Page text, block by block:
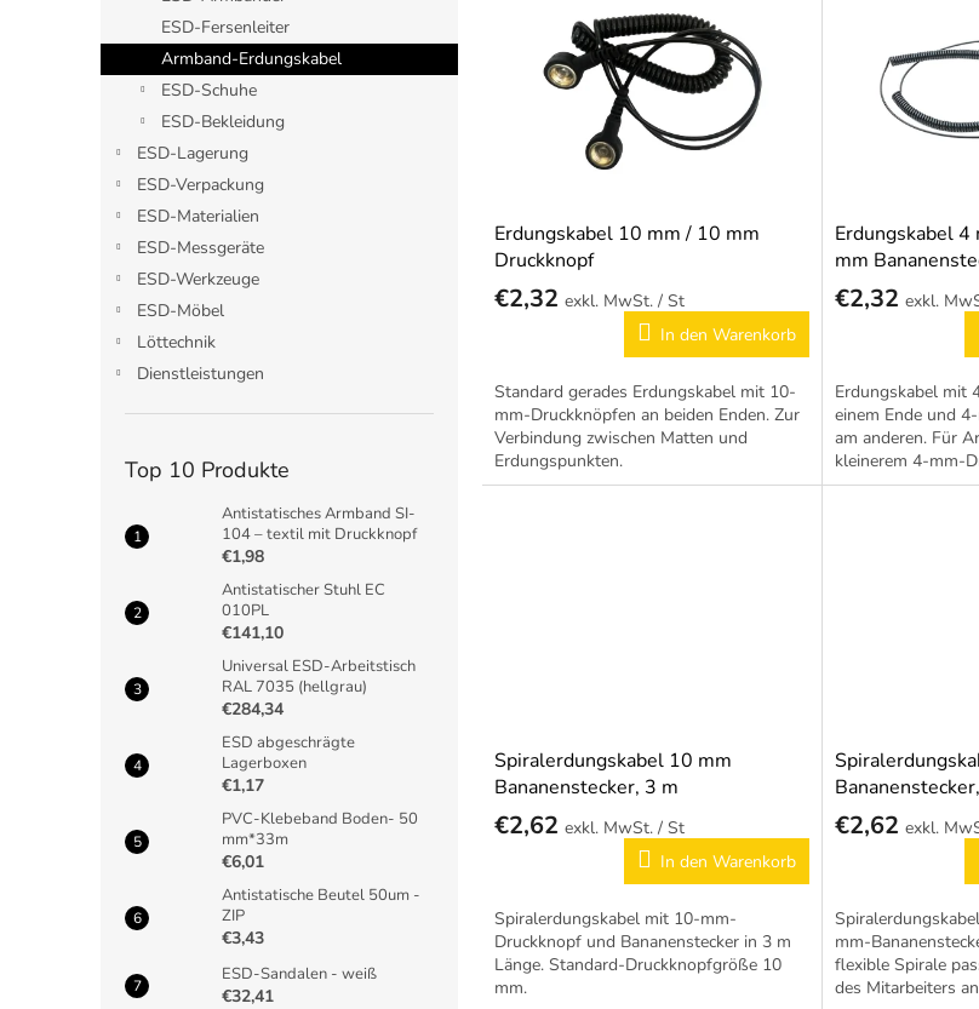
ESD-Fersenleiter
Armband-Erdungskabel
ESD-Schuhe
ESD-Bekleidung
ESD-Lagerung
ESD-Verpackung
ESD-Materialien
ESD-Messgeräte
ESD-Werkzeuge
ESD-Möbel
Löttechnik
Dienstleistungen
Top 10 Produkte
Antistatisches Armband SI-
104 – textil mit Druckknopf
€1,98
Antistatischer Stuhl EC
010PL
€141,10
Universal ESD-Arbeitstisch
RAL 7035 (hellgrau)
€284,34
ESD abgeschrägte
Lagerboxen
€1,17
PVC-Klebeband Boden- 50
mm*33m
€6,01
Antistatische Beutel 50um -
ZIP
€3,43
ESD-Sandalen - weiß
€32,41
g
Erdungskabel 10 mm / 10 mm
Druckknopf
€2,32
/ St
In den Warenkorb
Standard gerades Erdungskabel mit 10-
mm-Druckknöpfen an beiden Enden. Zur
Verbindung zwischen Matten und
Erdungspunkten.
Erdungskabel 4
mm
€2,32
Erdungskabel mit
einem Ende und
am anderen. Für
kleinerem 4-mm-
Spiralerdungskabel 10 mm
Bananenstecker, 3 m
€2,62
/ St
In den Warenkorb
Spiralerdungskabel mit 10-mm-
Druckknopf und Bananenstecker in 3 m
Länge. Standard-Druckknopfgröße 10
mm.
€2,62
mm-
flexible Spirale
des Mitarbeiters